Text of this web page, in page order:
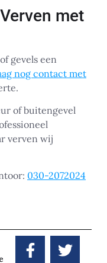
met
gevels een
nog contact met
of buitengevel
verven wij
030-2072024